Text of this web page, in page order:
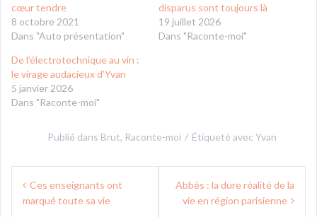
cœur tendre
8 octobre 2021
Dans "Auto présentation"
disparus sont toujours là
19 juillet 2026
Dans "Raconte-moi"
De l’électrotechnique au vin :
le virage audacieux d’Yvan
5 janvier 2026
Dans "Raconte-moi"
Publié dans Brut, Raconte-moi Étiqueté avec Yvan
Navigation
deCes enseignants ont
marqué toute sa vie
Abbès : la dure réalité de la
vie en région parisienne